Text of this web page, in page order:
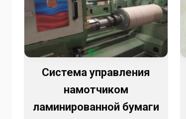
Система управления
намотчиком
ламинированной бумаги